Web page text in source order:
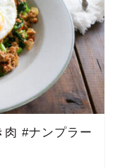
肉 #ナンプラー